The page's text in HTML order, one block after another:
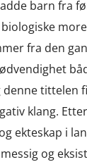
barn fra
fra den
tittelen
klang.
ekteskap i
og